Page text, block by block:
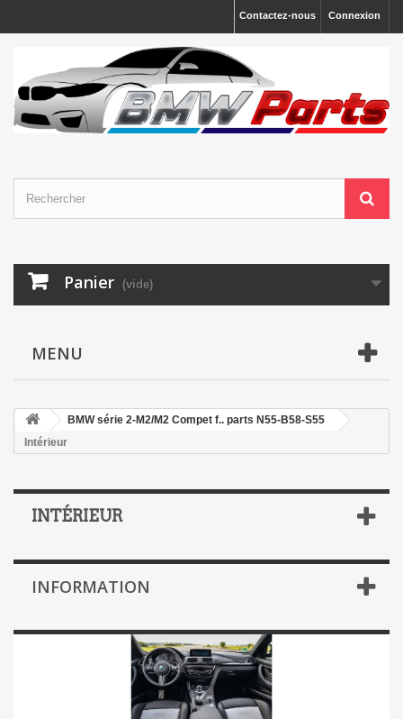
Connexion
Contactez-nous
Panier (vide)
MENU
BMW série 2-M2/M2 Compet f.. parts N55-B58-S55
Intérieur
INTÉRIEUR
INFORMATION